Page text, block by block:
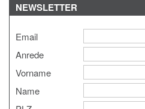
NEWSLETTER
Email
Anrede
Vorname
Name